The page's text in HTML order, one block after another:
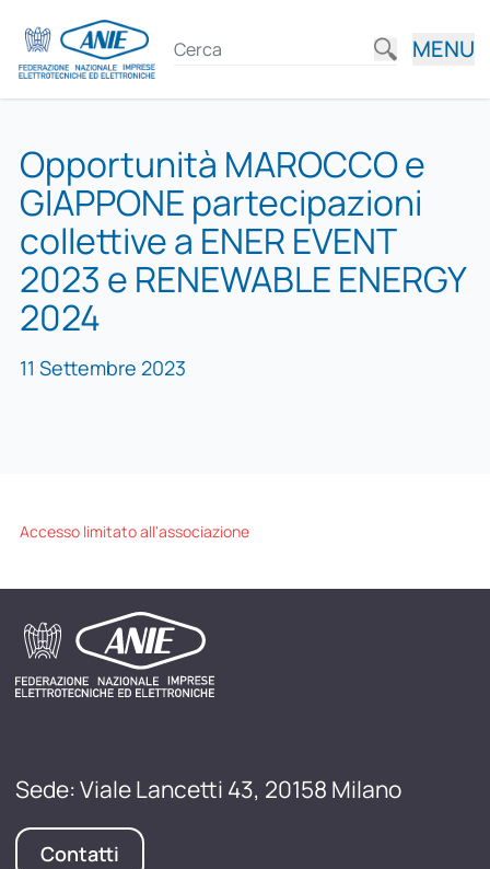
MENU
Opportunità MAROCCO e
GIAPPONE partecipazioni
collettive a ENER EVENT
2023 e RENEWABLE ENERGY
2024
11 Settembre 2023
Accesso limitato all'associazione
Sede: Viale Lancetti 43, 20158 Milano
Contatti